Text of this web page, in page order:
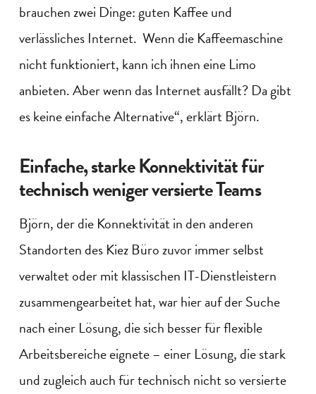
brauchen zwei Dinge: guten Kaffee und
verlässliches Internet. Wenn die Kaffeemaschine
nicht funktioniert, kann ich ihnen eine Limo
anbieten. Aber wenn das Internet ausfällt? Da gibt
es keine einfache Alternative“, erklärt Björn.
Einfache, starke Konnektivität für
technisch weniger versierte Teams
Björn, der die Konnektivität in den anderen
Standorten des Kiez Büro zuvor immer selbst
verwaltet oder mit klassischen IT-Dienstleistern
zusammengearbeitet hat, war hier auf der Suche
nach einer Lösung, die sich besser für flexible
Arbeitsbereiche eignete – einer Lösung, die stark
und zugleich auch für technisch nicht so versierte